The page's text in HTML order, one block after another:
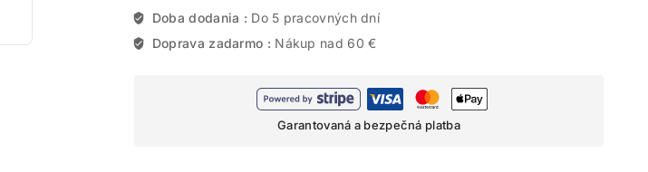
Doba dodania : Do 5 pracovných dní
Doprava zadarmo : Nákup nad 60 €
Garantovaná a bezpečná platba